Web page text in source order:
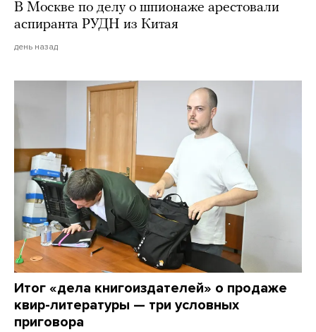
В Москве по делу о шпионаже арестовали
аспиранта РУДН из Китая
день назад
Итог «дела книгоиздателей» о продаже
квир-литературы — три условных
приговора